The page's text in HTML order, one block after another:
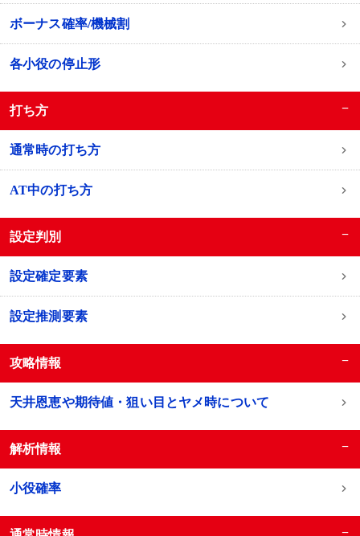
ボーナス確率/機械割
各小役の停止形
打ち方 −
通常時の打ち方
AT中の打ち方
設定判別 −
設定確定要素
設定推測要素
攻略情報 −
天井恩恵や期待値・狙い目とヤメ時について
解析情報 −
小役確率
−